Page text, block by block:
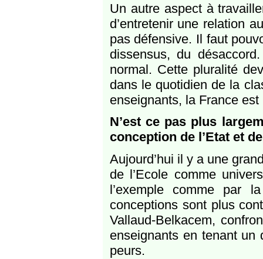
Un autre aspect à
d’entretenir une relation
pas défensive. Il faut
dissensus, du
normal. Cette pluralité
dans le quotidien de la
enseignants, la France
N’est ce pas plus
conception de l’Etat et
Aujourd’hui il y a une
de l’Ecole comme
l’exemple comme par
conceptions sont plus
Vallaud-Belkacem,
enseignants en tenant un
peurs.